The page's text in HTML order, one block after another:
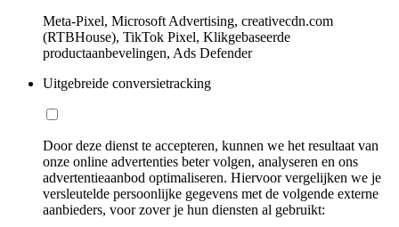
Meta-Pixel, Microsoft Advertising, creativecdn.com
(RTBHouse), TikTok Pixel, Klikgebaseerde
productaanbevelingen, Ads Defender
Uitgebreide conversietracking
Door deze dienst te accepteren, kunnen we het resultaat van
onze online advertenties beter volgen, analyseren en ons
advertentieaanbod optimaliseren. Hiervoor vergelijken we je
versleutelde persoonlijke gegevens met de volgende externe
aanbieders, voor zover je hun diensten al gebruikt: